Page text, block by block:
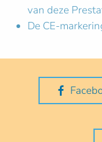
van deze
De CE-